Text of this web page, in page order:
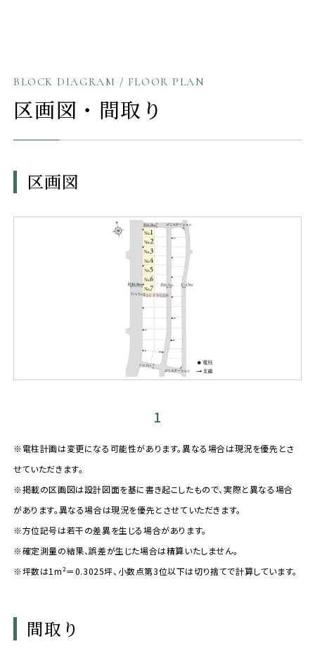
BLOCK DIAGRAM / FLOOR PLAN
区画図・間取り
区画図
1
※電柱計画は変更になる可能性があります。異なる場合は現況を優先とさ
せていただきます。
※掲載の区画図は設計図面を基に書き起こしたもので、実際と異なる場合
があります。異なる場合は現況を優先とさせていただきます。
※方位記号は若干の差異を生じる場合があります。
※確定測量の結果、誤差が生じた場合は精算いたしません。
※坪数は1m²＝0.3025坪、小数点第3位以下は切り捨てで計算しています。
間取り